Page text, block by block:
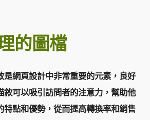
的圖檔
是網頁設計中非常重要的元素，良好
敘可以吸引訪問者的注意力，幫助他
特點和優勢，從而提高轉換率和銷售